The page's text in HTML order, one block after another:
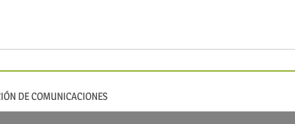
DE COMUNICACIONES